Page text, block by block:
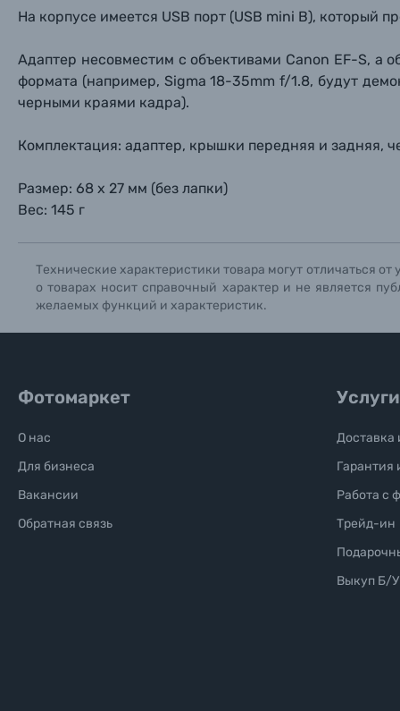
Книги о фотографии, альбомы известных
Солнцезащитные очки
Б/У фототехника (Комиссионные товары)
На корпусе имеется USB порт (USB mini B), который
Адаптер несовместим с объективами Canon EF-S, а
формата (например, Sigma 18-35mm f/1.8, будут
черными краями кадра).
Комплектация: адаптер, крышки передняя и задняя,
Размер: 68 х 27 мм (без лапки)
Вес: 145 г
Технические характеристики товара могут отличаться
о товарах носит справочный характер и не является
желаемых функций и характеристик.
Фотомаркет
О нас
Для бизнеса
Вакансии
Обратная связь
Услуги
Доставка
Гарантия
Работа с
Трейд-ин
Выкуп Б/